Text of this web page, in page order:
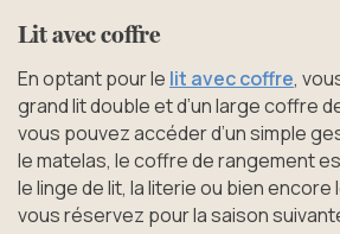
Lit avec coffre
En optant pour le lit avec coffre,
grand lit double et d’un large coffre
vous pouvez accéder d’un simple
le matelas, le coffre de rangement
le linge de lit, la literie ou bien
vous réservez pour la saison